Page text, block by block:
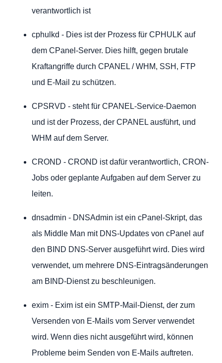
verantwortlich ist
cphulkd - Dies ist der Prozess für CPHULK auf
dem CPanel-Server. Dies hilft, gegen brutale
Kraftangriffe durch CPANEL / WHM, SSH, FTP
und E-Mail zu schützen.
CPSRVD - steht für CPANEL-Service-Daemon
und ist der Prozess, der CPANEL ausführt, und
WHM auf dem Server.
CROND - CROND ist dafür verantwortlich, CRON-
Jobs oder geplante Aufgaben auf dem Server zu
leiten.
dnsadmin - DNSAdmin ist ein cPanel-Skript, das
als Middle Man mit DNS-Updates von cPanel auf
den BIND DNS-Server ausgeführt wird. Dies wird
verwendet, um mehrere DNS-Eintragsänderungen
am BIND-Dienst zu beschleunigen.
exim - Exim ist ein SMTP-Mail-Dienst, der zum
Versenden von E-Mails vom Server verwendet
wird. Wenn dies nicht ausgeführt wird, können
Probleme beim Senden von E-Mails auftreten.